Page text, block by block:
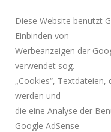
Diese Website benutzt
Einbinden von
Werbeanzeigen der
verwendet sog.
„Cookies“,
werden und
die eine Analyse der
Google AdSense